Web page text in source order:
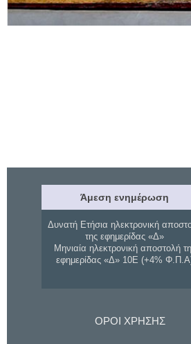
Άμεση ενημέρωση
Δυνατή Ετήσια ηλεκτρονική
της εφημερίδας «Δ»
Μηνιαία ηλεκτρονική αποστολή
εφημερίδας «Δ» 10Ε (+4%
ΟΡΟΙ ΧΡΗΣΗΣ